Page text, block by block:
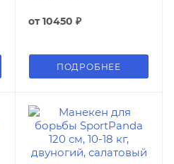
от10450 ₽
ПОДРОБНЕЕ